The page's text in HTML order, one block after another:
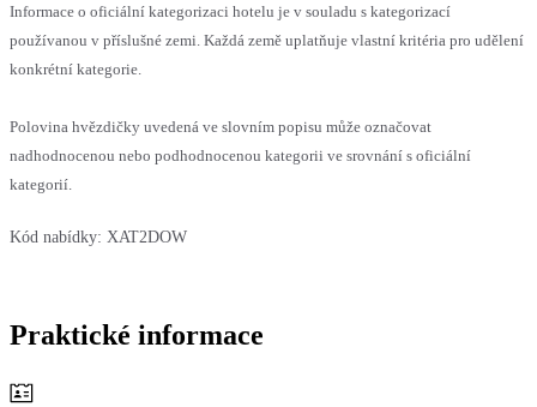
Informace o oficiální kategorizaci hotelu je v souladu s kategorizací
používanou v příslušné zemi. Každá země uplatňuje vlastní kritéria pro udělení
konkrétní kategorie.
Polovina hvězdičky uvedená ve slovním popisu může označovat
nadhodnocenou nebo podhodnocenou kategorii ve srovnání s oficiální
kategorií.
Kód nabídky: XAT2DOW
Praktické informace